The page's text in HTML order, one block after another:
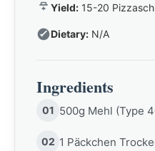
Yield: 15-20
Dietary: N/A
Ingredients
01 500g Mehl (Type
02 1 Päckchen